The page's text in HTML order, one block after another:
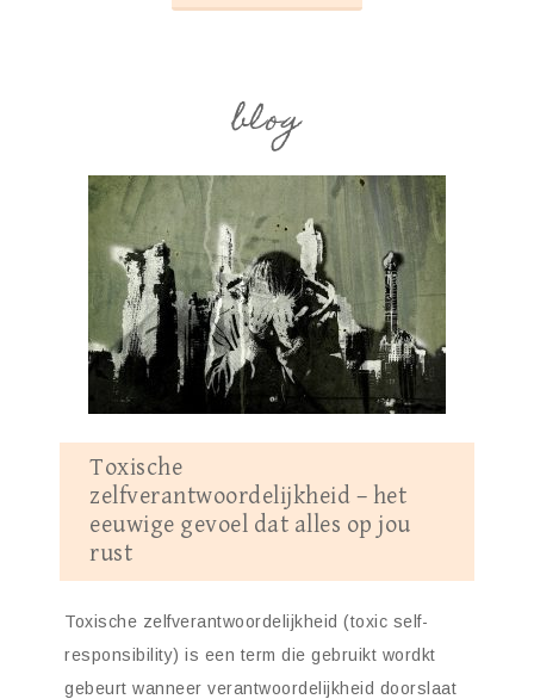
blog
Toxische
zelfverantwoordelijkheid – het
eeuwige gevoel dat alles op jou
rust
Toxische zelfverantwoordelijkheid (toxic self-
responsibility) is een term die gebruikt wordkt
gebeurt wanneer verantwoordelijkheid doorslaat